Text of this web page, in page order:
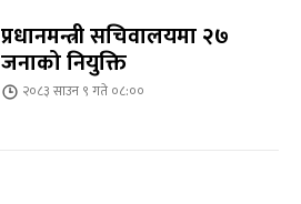
प्रधानमन्त्री सचिवालयमा २७
जनाको नियुक्ति
२०८३ साउन ९ गते ०८:००